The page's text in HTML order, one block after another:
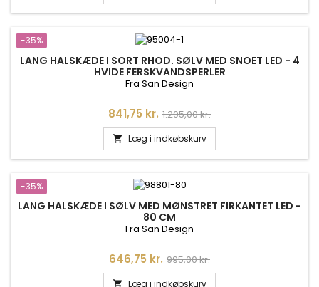
-35%
LANG HALSKÆDE I SORT RHOD. SØLV MED SNOET LED - 4
HVIDE FERSKVANDSPERLER
Fra San Design
Pris
841,75 kr. Normalpris
1.295,00 kr.
 Læg i indkøbskurv
-35%
LANG HALSKÆDE I SØLV MED MØNSTRET FIRKANTET LED -
80 CM
Fra San Design
Pris
646,75 kr. Normalpris
995,00 kr.
 Læg i indkøbskurv